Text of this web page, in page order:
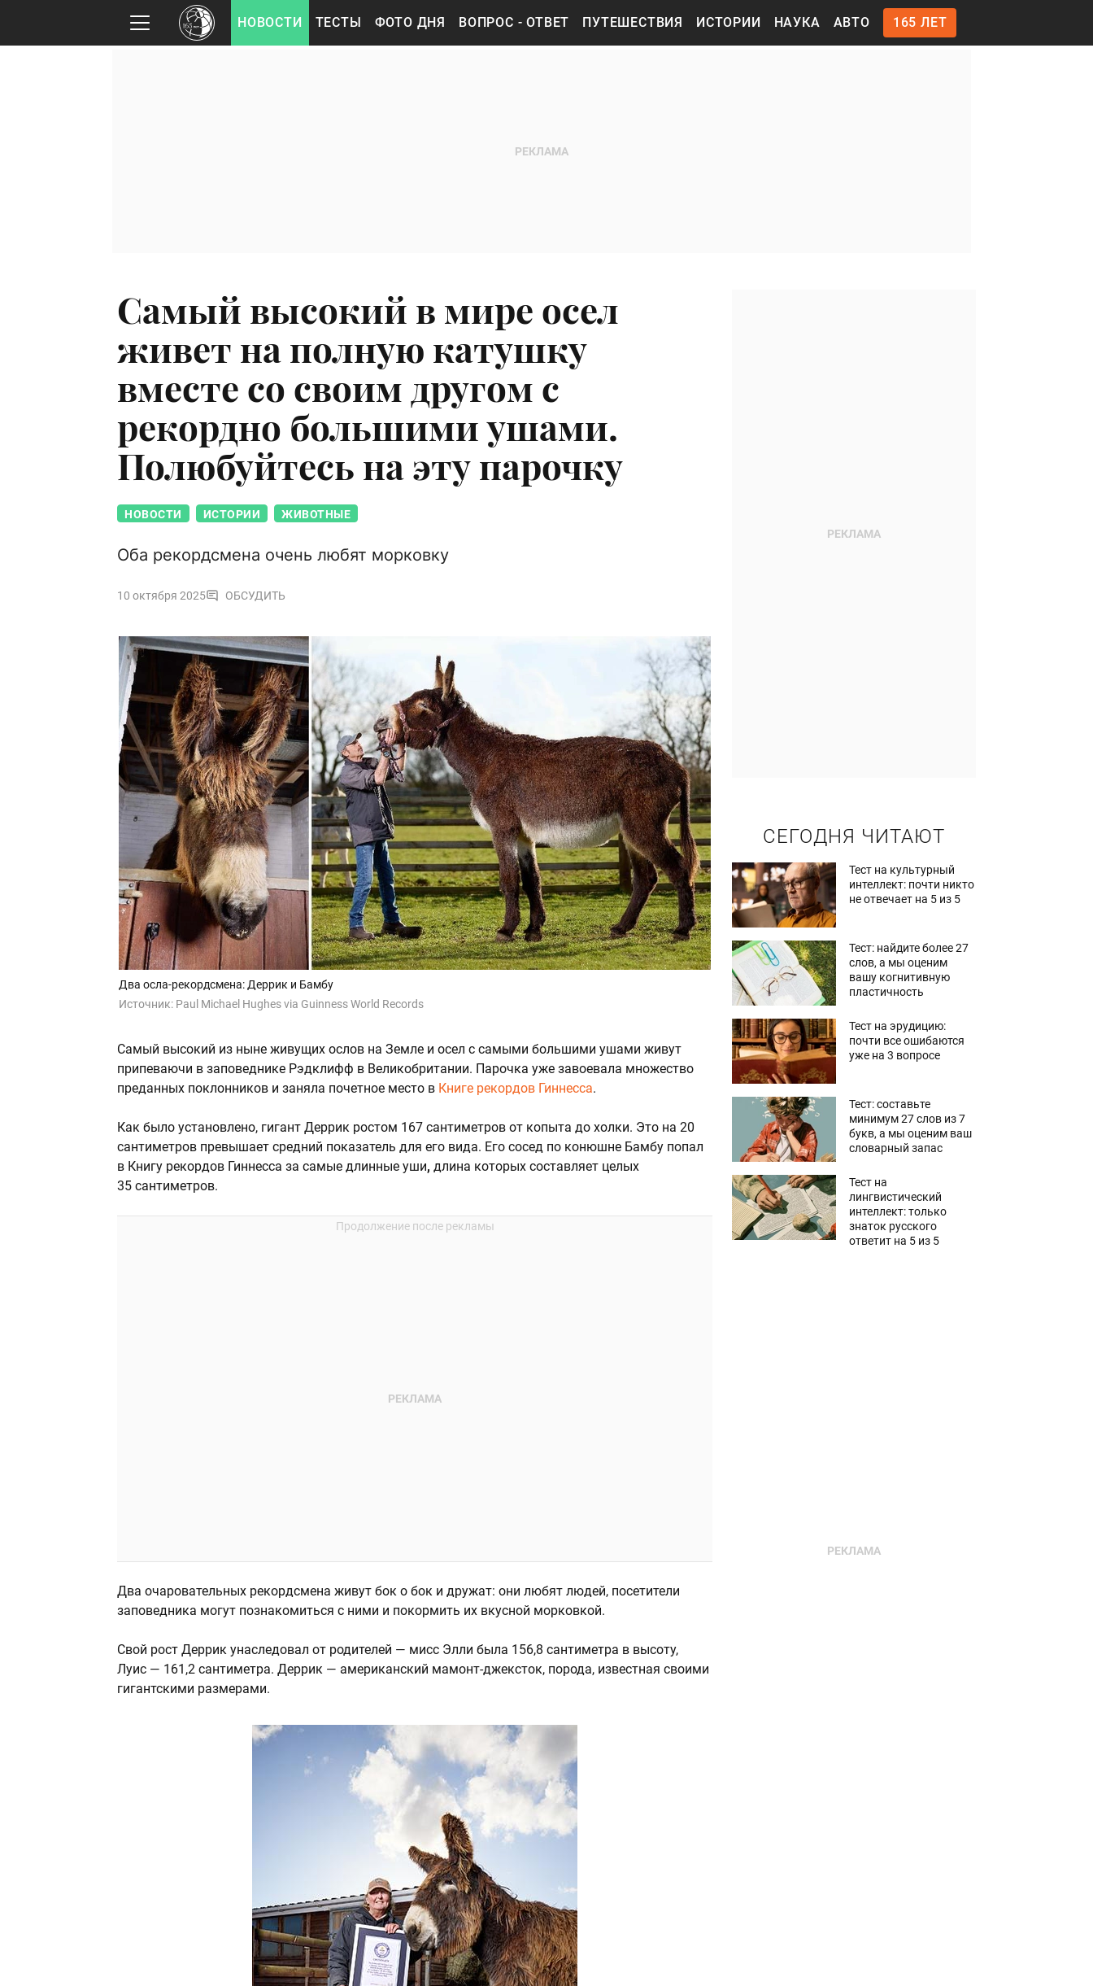
НОВОСТИ ТЕСТЫ ФОТО ДНЯ ВОПРОС - ОТВЕТ ПУТЕШЕСТВИЯ ИСТОРИИ НАУКА АВТО 165 ЛЕТ
Самый высокий в мире осел
живет на полную катушку
вместе со своим другом с
рекордно большими ушами.
Полюбуйтесь на эту парочку
НОВОСТИ ИСТОРИИ ЖИВОТНЫЕ
Оба рекордсмена очень любят морковку
10 октября 2025 ОБСУДИТЬ
Два осла-рекордсмена: Деррик и Бамбу
Источник: Paul Michael Hughes via Guinness World Records
Самый высокий из ныне живущих ослов на Земле и осел с самыми большими ушами живут
припеваючи в заповеднике Рэдклифф в Великобритании. Парочка уже завоевала множество
преданных поклонников и заняла почетное место в Книге рекордов Гиннесса.
Как было установлено, гигант Деррик ростом 167 сантиметров от копыта до холки. Это на 20
сантиметров превышает средний показатель для его вида. Его сосед по конюшне Бамбу попал
в Книгу рекордов Гиннесса за самые длинные уши, длина которых составляет целых
35 сантиметров.
Два очаровательных рекордсмена живут бок о бок и дружат: они любят людей, посетители
заповедника могут познакомиться с ними и покормить их вкусной морковкой.
Свой рост Деррик унаследовал от родителей — мисс Элли была 156,8 сантиметра в высоту,
Луис — 161,2 сантиметра. Деррик — американский мамонт-джексток, порода, известная своими
гигантскими размерами.
СЕГОДНЯ ЧИТАЮТ
Тест на культурный
интеллект: почти никто
не отвечает на 5 из 5
Тест: найдите более 27
слов, а мы оценим
вашу когнитивную
пластичность
Тест на эрудицию:
почти все ошибаются
уже на 3 вопросе
Тест: составьте
минимум 27 слов из 7
букв, а мы оценим ваш
словарный запас
Тест на
лингвистический
интеллект: только
знаток русского
ответит на 5 из 5